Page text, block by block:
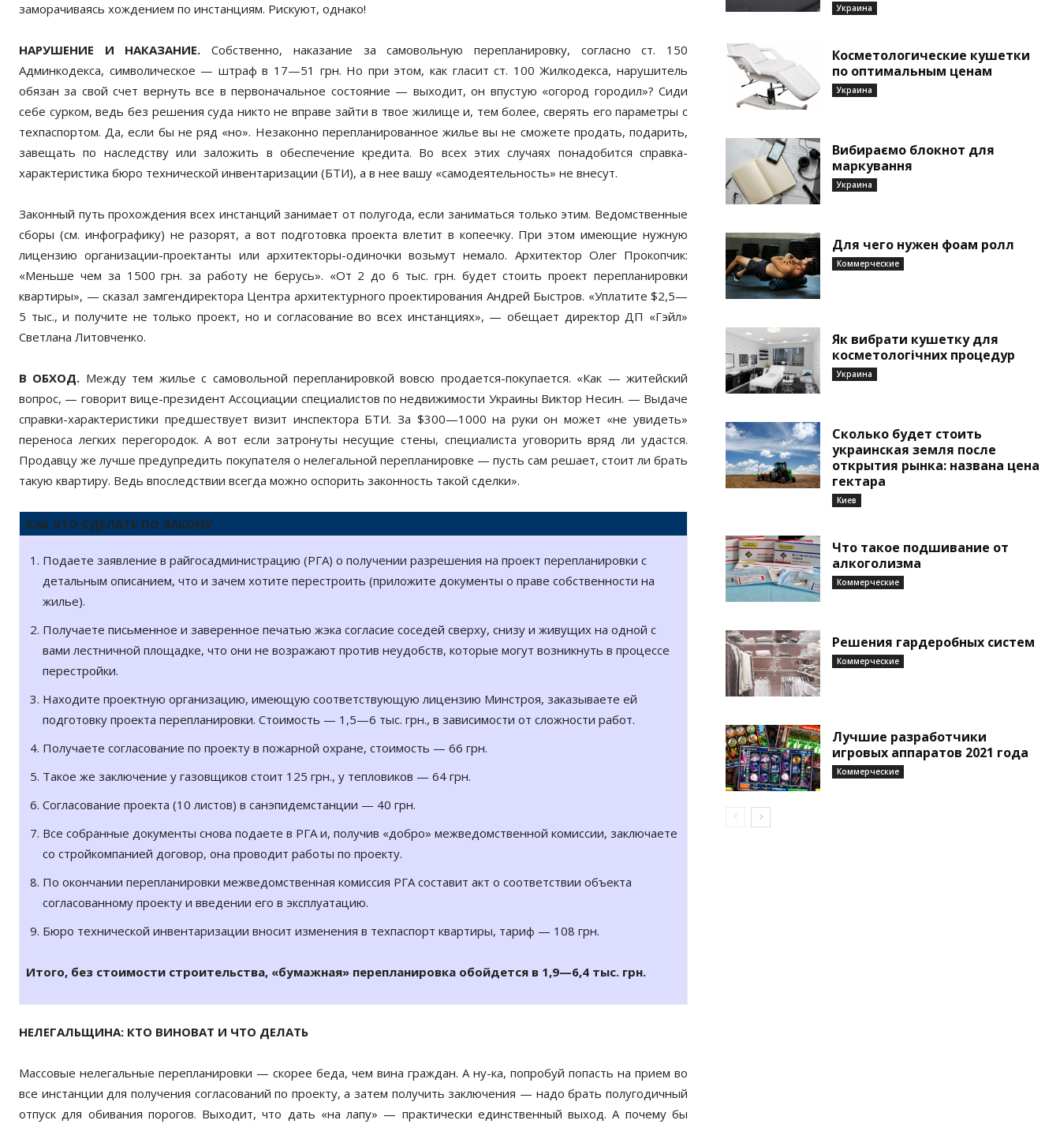
заморачиваясь хождением по инстанциям. Рискуют, однако!
НАРУШЕНИЕ И НАКАЗАНИЕ. Собственно, наказание за самовольную перепланировку, согласно ст. 150
Админкодекса, символическое — штраф в 17—51 грн. Но при этом, как гласит ст. 100 Жилкодекса, нарушитель
обязан за свой счет вернуть все в первоначальное состояние — выходит, он впустую «огород городил»? Сиди
себе сурком, ведь без решения суда никто не вправе зайти в твое жилище и, тем более, сверять его параметры с
техпаспортом. Да, если бы не ряд «но». Незаконно перепланированное жилье вы не сможете продать, подарить,
завещать по наследству или заложить в обеспечение кредита. Во всех этих случаях понадобится справка-
характеристика бюро технической инвентаризации (БТИ), а в нее вашу «самодеятельность» не внесут.
Законный путь прохождения всех инстанций занимает от полугода, если заниматься только этим. Ведомственные
сборы (см. инфографику) не разорят, а вот подготовка проекта влетит в копеечку. При этом имеющие нужную
лицензию организации-проектанты или архитекторы-одиночки возьмут немало. Архитектор Олег Прокопчик:
«Меньше чем за 1500 грн. за работу не берусь». «От 2 до 6 тыс. грн. будет стоить проект перепланировки
квартиры», — сказал замгендиректора Центра архитектурного проектирования Андрей Быстров. «Уплатите $2,5—
5 тыс., и получите не только проект, но и согласование во всех инстанциях», — обещает директор ДП «Гэйл»
Светлана Литовченко.
В ОБХОД. Между тем жилье с самовольной перепланировкой вовсю продается-покупается. «Как — житейский
вопрос, — говорит вице-президент Ассоциации специалистов по недвижимости Украины Виктор Несин. — Выдаче
справки-характеристики предшествует визит инспектора БТИ. За $300—1000 на руки он может «не увидеть»
переноса легких перегородок. А вот если затронуты несущие стены, специалиста уговорить вряд ли удастся.
Продавцу же лучше предупредить покупателя о нелегальной перепланировке — пусть сам решает, стоит ли брать
такую квартиру. Ведь впоследствии всегда можно оспорить законность такой сделки».
КАК ЭТО СДЕЛАТЬ ПО ЗАКОНУ
Подаете заявление в райгосадминистрацию (РГА) о получении разрешения на проект перепланировки с
детальным описанием, что и зачем хотите перестроить (приложите документы о праве собственности на
жилье).
Получаете письменное и заверенное печатью жэка согласие соседей сверху, снизу и живущих на одной с
вами лестничной площадке, что они не возражают против неудобств, которые могут возникнуть в процессе
перестройки.
Находите проектную организацию, имеющую соответствующую лицензию Минстроя, заказываете ей
подготовку проекта перепланировки. Стоимость — 1,5—6 тыс. грн., в завиcимости от сложности работ.
Получаете согласование по проекту в пожарной охране, стоимость — 66 грн.
Такое же заключение у газовщиков стоит 125 грн., у тепловиков — 64 грн.
Согласование проекта (10 листов) в санэпидемстанции — 40 грн.
Все собранные документы снова подаете в РГА и, получив «добро» межведомственной комиссии, заключаете
со стройкомпанией договор, она проводит работы по проекту.
По окончании перепланировки межведомственная комиссия РГА составит акт о соответствии объекта
согласованному проекту и введении его в эксплуатацию.
Бюро технической инвентаризации вносит изменения в техпаспорт квартиры, тариф — 108 грн.
Итого, без стоимости строительства, «бумажная» перепланировка обойдется в 1,9—6,4 тыс. грн.
НЕЛЕГАЛЬЩИНА: КТО ВИНОВАТ И ЧТО ДЕЛАТЬ
Массовые нелегальные перепланировки — скорее беда, чем вина граждан. А ну-ка, попробуй попасть на прием во
все инстанции для получения согласований по проекту, а затем получить заключения — надо брать полугодичный
отпуск для обивания порогов. Выходит, что дать «на лапу» — практически единственный выход. А почему бы
Украина
Косметологические кушетки
по оптимальным ценам
Украина
Вибираємо блокнот для
маркування
Украина
Для чего нужен фоам ролл
Коммерческие
Як вибрати кушетку для
косметологічних процедур
Украина
Сколько будет стоить
украинская земля после
открытия рынка: названа цена
гектара
Киев
Что такое подшивание от
алкоголизма
Коммерческие
Решения гардеробных систем
Коммерческие
Лучшие разработчики
игровых аппаратов 2021 года
Коммерческие